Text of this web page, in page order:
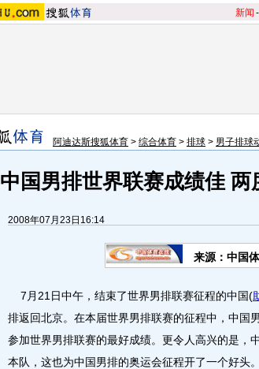
新闻 -
阿迪达斯搜狐体育 > 综合体育 > 排球 > 男子排球
中国男排世界联赛成绩佳
2008年07月23日16:14
来源：中国
7月21日中午，结束了世界男排联赛征程的中国(
排返回北京。在本届世界男排联赛的征程中，中国
参加世界男排联赛的最好成绩。更令人高兴的是，
本队，这也为中国男排的奥运会征程开了一个好头。